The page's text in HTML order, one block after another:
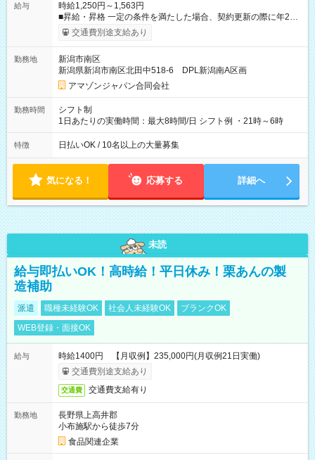
給与
時給1,250円～1,563円
■昇給・昇格 一定の条件を満たした場合、契約更新の際に年2回
まで昇給の機会があります。 ■正社員登用制度あり ※月末締/翌
月25日支払い ※時間外手当、別途支給 ※深夜割増賃金 (22:00～
☆Amazon直雇用で安定して働けます！ 【試用期間】試用期間
あり 試用期間の長さ：1週間 雇用形態、給与は本採用時と同じ
です。
交通費別途支給あり
勤務地
新潟市南区
新潟県新潟市南区北田中518-6 DPL新潟南A区画
アマゾンジャパン合同会社
勤務時間
シフト制
1日あたりの実働時間：最大8時間/日 シフト例 ・21時～6時
特徴 日払いOK / 10名以上の大量募集
気になる！ 応募する 詳細へ
未読
給与即払いOK！高時給！平日休み！栗あんの製
造補助
派遣 職種未経験OK 社会人未経験OK
ブランクOK
WEB登録・面接OK
給与
時給1400円 【月収例】235,000円(月収例21日実働)
交通費別途支給あり
交通費 交通費支給有り
勤務地
長野県上高井郡
小布施駅から徒歩7分
食品関連企業